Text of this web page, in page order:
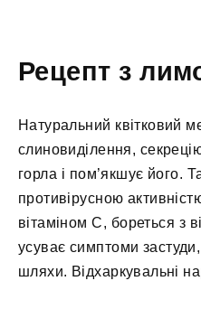
Рецепт з
Натуральний квітковий
слиновиділення,
горла і пом’якшує його.
противірусною
вітаміном С, бореться з
усуває симптоми
шляхи. Відхаркувальні